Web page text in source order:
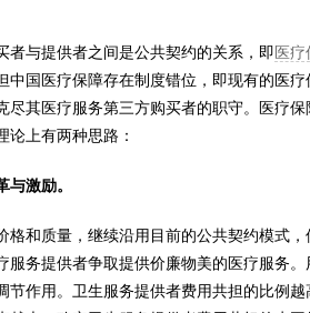
与提供者之间是公共契约的关系，即 医疗
中国医疗保障存在制度错位，即现有的医
尽其医疗服务第三方购买者的职守。医疗
论上有两种思路：
激励。
和质量，继续沿用目前的公共契约模式，
服务提供者争取提供价廉物美的医疗服务
节作用。卫生服务提供者费用共担的比例越